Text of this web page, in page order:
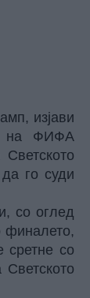
изјави
на ФИФА
го суди
со оглед
финалето,
сретне со